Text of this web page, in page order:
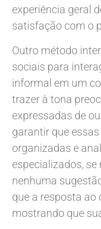
experiência geral
satisfação com o
Outro método
sociais para
informal em um
trazer à tona
expressadas de
garantir que
organizadas e
especializados,
nenhuma
que a resposta ao
mostrando que